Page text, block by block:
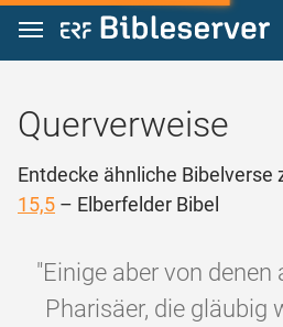
Zum Inhalt springen
Querverweise
Entdecke ähnliche Bibelverse
15,5 – Elberfelder Bibel
"Einige aber von denen
Pharisäer, die gläubig